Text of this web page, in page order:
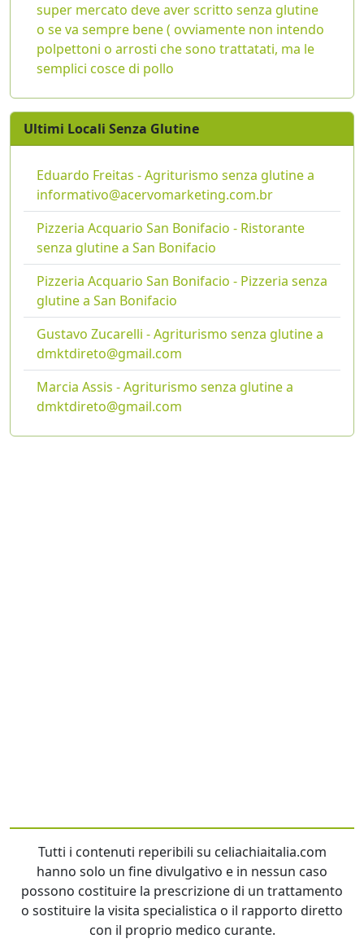
super mercato deve aver scritto senza glutine
o se va sempre bene ( ovviamente non intendo
polpettoni o arrosti che sono trattatati, ma le
semplici cosce di pollo
Ultimi Locali Senza Glutine
Eduardo Freitas - Agriturismo senza glutine a
informativo@acervomarketing.com.br
Pizzeria Acquario San Bonifacio - Ristorante
senza glutine a San Bonifacio
Pizzeria Acquario San Bonifacio - Pizzeria senza
glutine a San Bonifacio
Gustavo Zucarelli - Agriturismo senza glutine a
dmktdireto@gmail.com
Marcia Assis - Agriturismo senza glutine a
dmktdireto@gmail.com
Tutti i contenuti reperibili su celiachiaitalia.com
hanno solo un fine divulgativo e in nessun caso
possono costituire la prescrizione di un trattamento
o sostituire la visita specialistica o il rapporto diretto
con il proprio medico curante.